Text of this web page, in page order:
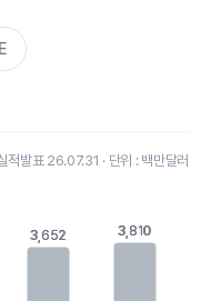
적발표 26.07.31 · 단위 : 백만달러
Data ranges from
3,652
3,652 3,810
3,810